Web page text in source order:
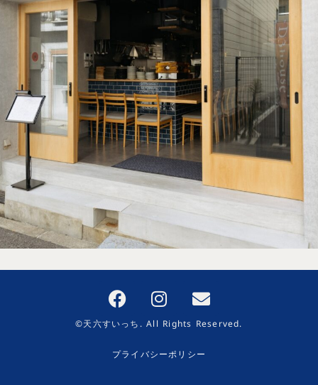
©天六すいっち. All Rights Reserved.
プライバシーポリシー